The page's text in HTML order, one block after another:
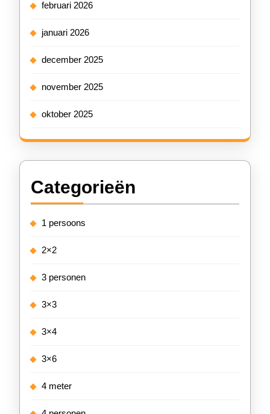
februari 2026
januari 2026
december 2025
november 2025
oktober 2025
Categorieën
1 persoons
2×2
3 personen
3×3
3×4
3×6
4 meter